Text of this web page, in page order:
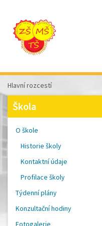
ZÁKLADNÍ
ŠKOLA
TOMÁŠE
ŠOBRA
A
MATEŘSKÁ
ÍSEK
Hlavní rozcestí
Škola
O škole
Historie školy
Kontaktní údaje
Profilace školy
Týdenní plány
Konzultační hodiny
Fotogalerie